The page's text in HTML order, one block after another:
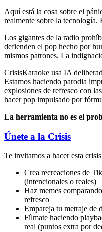
Aquí está la cosa sobre el
realmente sobre la tecnología.
Los gigantes de la radio
defienden el pop hecho por
mismos patrones. La
CrisisKaraoke usa IA
Estamos haciendo parodia
explosiones de refresco con
hacer pop impulsado por
La herramienta no es el
Únete a la Crisis
Te invitamos a hacer esta
Crea recreaciones de
(intencionales o reales)
Haz memes
refresco
Empareja tu metraje de
Fílmate haciendo
real (puntos extra por